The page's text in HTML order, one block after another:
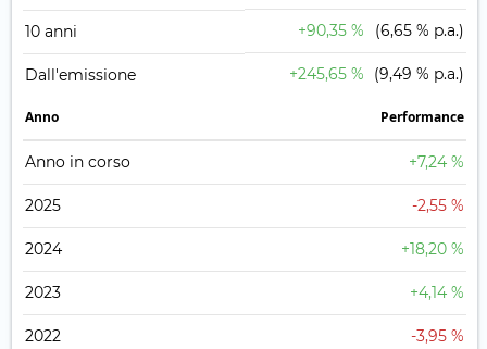
10 anni +90,35 % (6,65 % p.a.)
Dall'emissione +245,65 % (9,49 % p.a.)
Anno Performance
Anno in corso +7,24 %
2025 -2,55 %
2024 +18,20 %
2023 +4,14 %
2022 -3,95 %